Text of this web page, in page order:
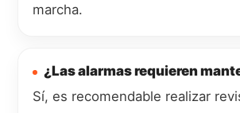
marcha.
¿Las alarmas requieren
Sí, es recomendable realizar